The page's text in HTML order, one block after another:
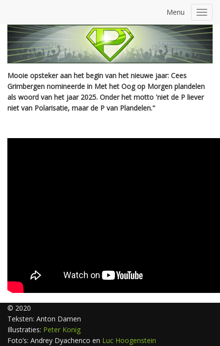
Menu
Mooie opsteker aan het begin van het nieuwe jaar: Cees
Grimbergen nomineerde in Met het Oog op Morgen plandelen
als woord van het jaar 2025. Onder het motto 'niet de P liever
niet van Polarisatie, maar de P van Plandelen."
© 2020
Teksten: Anton Damen
Illustraties: Peter Konig
Foto’s: Andrey Dyachenco en Luc Hoogenstein